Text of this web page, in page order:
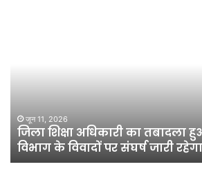
शिक्षा
विभाग
विवादों
जून 11, 2026
जिला शिक्षा अधिकारी का तबादला
विभाग के विवादों पर संघर्ष जारी